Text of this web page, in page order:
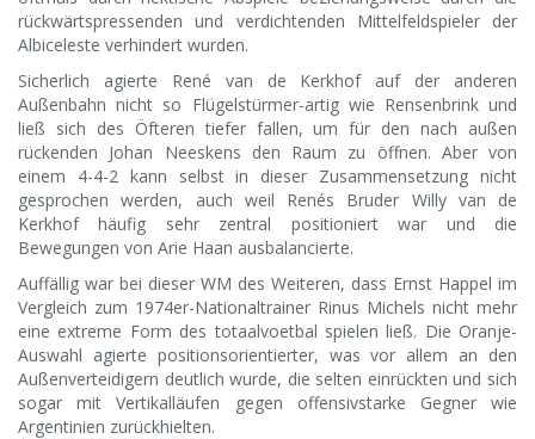
rückwärtspressenden und verdichtenden Mittelfeldspieler der
Albiceleste verhindert wurden.
Sicherlich agierte René van de Kerkhof auf der anderen
Außenbahn nicht so Flügelstürmer-artig wie Rensenbrink und
ließ sich des Öfteren tiefer fallen, um für den nach außen
rückenden Johan Neeskens den Raum zu öffnen. Aber von
einem 4-4-2 kann selbst in dieser Zusammensetzung nicht
gesprochen werden, auch weil Renés Bruder Willy van de
Kerkhof häufig sehr zentral positioniert war und die
Bewegungen von Arie Haan ausbalancierte.
Auffällig war bei dieser WM des Weiteren, dass Ernst Happel im
Vergleich zum 1974er-Nationaltrainer Rinus Michels nicht mehr
eine extreme Form des totaalvoetbal spielen ließ. Die Oranje-
Auswahl agierte positionsorientierter, was vor allem an den
Außenverteidigern deutlich wurde, die selten einrückten und sich
sogar mit Vertikalläufen gegen offensivstarke Gegner wie
Argentinien zurückhielten.